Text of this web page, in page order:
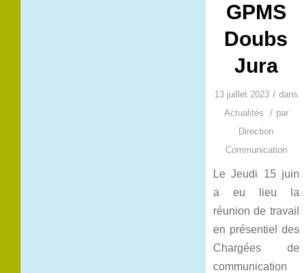
GPMS
Doubs
Jura
13 juillet 2023 / dans
Actualités
/ par
Direction
Communication
Le Jeudi 15 juin
a eu lieu la
réunion de travail
en présentiel des
Chargées de
communication